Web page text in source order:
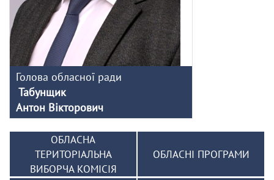
Голова обласної ради
Табунщик
Антон Вікторович
ОБЛАСНА
ТЕРИТОРІАЛЬНА
ВИБОРЧА КОМІСІЯ
ОБЛАСНІ ПРОГРАМИ